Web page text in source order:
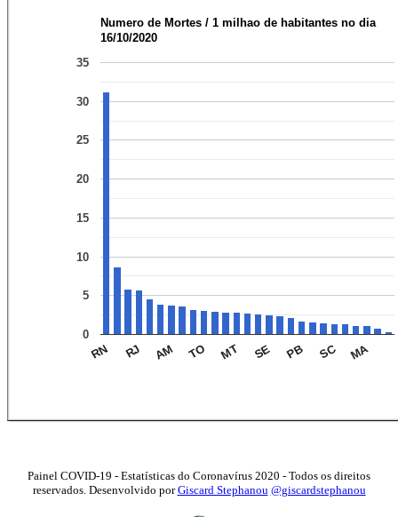
Numero de Mortes / 1 milhao de habitantes no dia
16/10/2020
RN RJ AM TO MT SE PB SC MA
0
5
10
15
20
25
30
35
Painel COVID-19 - Estatísticas do Coronavírus 2020 - Todos os direitos
reservados. Desenvolvido porGiscard Stephanou @giscardstephanou